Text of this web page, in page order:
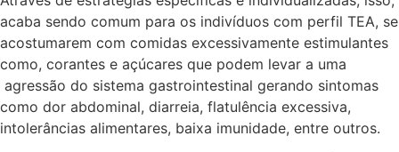
acaba sendo comum para os indivíduos com perfil TEA, se
acostumarem com comidas excessivamente estimulantes
como, corantes e açúcares que podem levar a uma
agressão do sistema gastrointestinal gerando sintomas
como dor abdominal, diarreia, flatulência excessiva,
intolerâncias alimentares, baixa imunidade, entre outros.